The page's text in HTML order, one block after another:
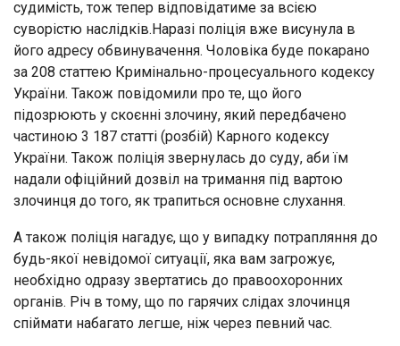
судимість, тож тепер відповідатиме за всією
суворістю наслідків.Наразі поліція вже висунула в
його адресу обвинувачення. Чоловіка буде покарано
за 208 статтею Кримінально-процесуального кодексу
України. Також повідомили про те, що його
підозрюють у скоєнні злочину, який передбачено
частиною 3 187 статті (розбій) Карного кодексу
України. Також поліція звернулась до суду, аби їм
надали офіційний дозвіл на тримання під вартою
злочинця до того, як трапиться основне слухання.
А також поліція нагадує, що у випадку потрапляння до
будь-якої невідомої ситуації, яка вам загрожує,
необхідно одразу звертатись до правоохоронних
органів. Річ в тому, що по гарячих слідах злочинця
спіймати набагато легше, ніж через певний час.